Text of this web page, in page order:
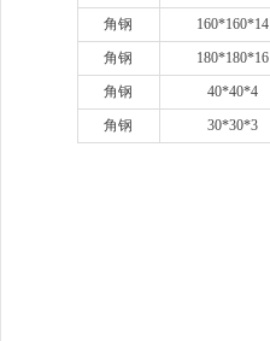
角钢
160*160*14
角钢
180*180*16
角钢
40*40*4
角钢
30*30*3